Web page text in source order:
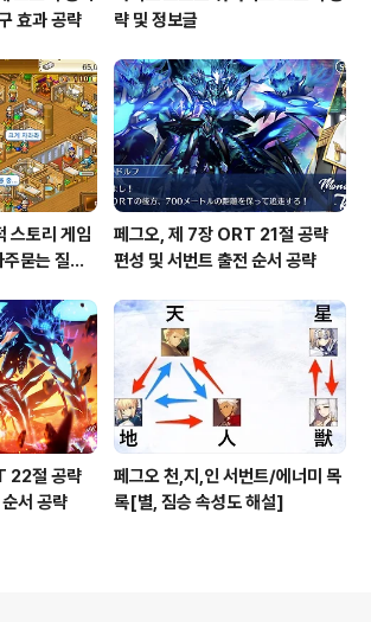
효과 공략
략 및 정보글
스토리 게임
묻는 질문
페그오, 제 7장 ORT 21절 공략
편성 및 서번트 출전 순서 공략
22절 공략
서 공략
페그오 천,지,인 서번트/에너미 목
록[별, 짐승 속성도 해설]